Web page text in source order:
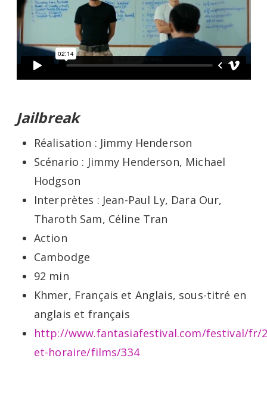
Jailbreak
Réalisation : Jimmy Henderson
Scénario : Jimmy Henderson, Michael
Hodgson
Interprètes : Jean-Paul Ly, Dara Our,
Tharoth Sam, Céline Tran
Action
Cambodge
92 min
Khmer, Français et Anglais, sous-titré en
anglais et français
http://www.fantasiafestival.com/festival/fr/
et-horaire/films/334